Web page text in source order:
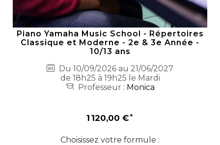
Piano Yamaha Music School - Répertoires
Classique et Moderne - 2e & 3e Année -
10/13 ans
Du 10/09/2026 au 21/06/2027
de 18h25 à 19h25 le Mardi
Professeur : Monica
1 120,00 €
Choisissez votre formule :